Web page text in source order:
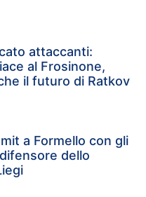
attaccanti:
al Frosinone,
il futuro di Ratkov
a Formello con gli
dello